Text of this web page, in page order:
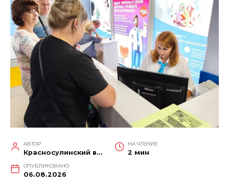
АВТОР
Красносулинский вестник
НА ЧТЕНИЕ
2 мин
ОПУБЛИКОВАНО
06.08.2026